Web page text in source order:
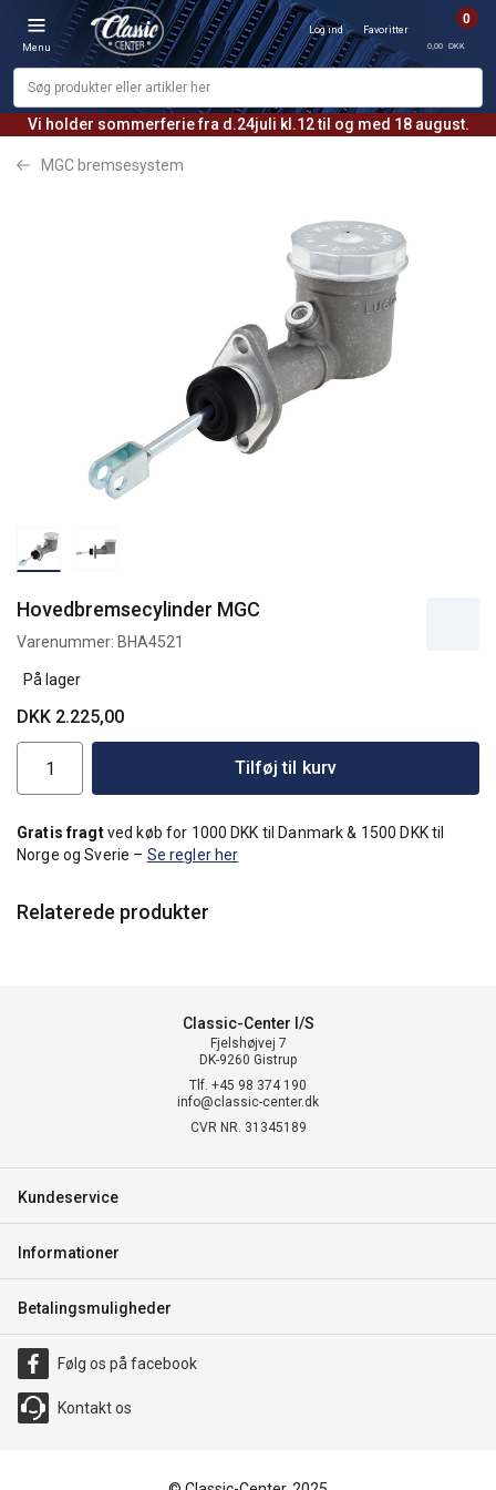
Vi holder sommerferie fra d.24juli kl.12 til og med 18 august.
Menu
Log ind Favoritter
0
0,00 DKK
MGC bremsesystem
Hovedbremsecylinder MGC
Varenummer: BHA4521
På lager
DKK 2.225,00
Tilføj til kurv
Gratis fragtved køb for 1000 DKK til Danmark & 1500 DKK til
Norge og Sverie – Se regler her
Relaterede produkter
Classic-Center I/S
Fjelshøjvej 7
DK-9260 Gistrup
Tlf. +45 98 374 190
info@classic-center.dk
CVR NR. 31345189
Kundeservice
Informationer
Betalingsmuligheder
Følg os på facebook
Kontakt os